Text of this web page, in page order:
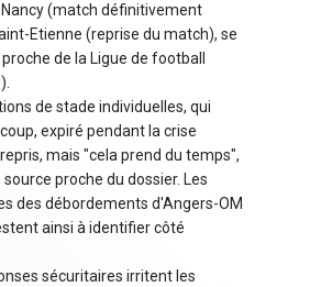
(match définitivement
Etienne (reprise du match), se
de la Ligue de football
de stade individuelles, qui
expiré pendant la crise
mais "cela prend du temps",
proche du dossier. Les
des débordements d'Angers-OM
ainsi à identifier côté
sécuritaires irritent les